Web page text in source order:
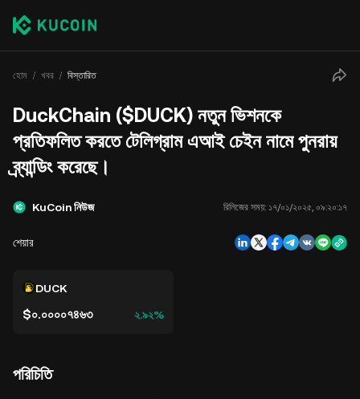
হোম খবর বিস্তারিত
DuckChain ($DUCK) নতুন ভিশনকে
প্রতিফলিত করতে টেলিগ্রাম এআই চেইন নামে পুনরায়
ব্র্যান্ডিং করেছে।
KuCoin নিউজ রিলিজের সময়: ১৭/০১/২০২৫, ০৯:২০:১৭
শেয়ার
DUCK
$০.০০০০৭৪৬৩ ২.৯২%
পরিচিতি